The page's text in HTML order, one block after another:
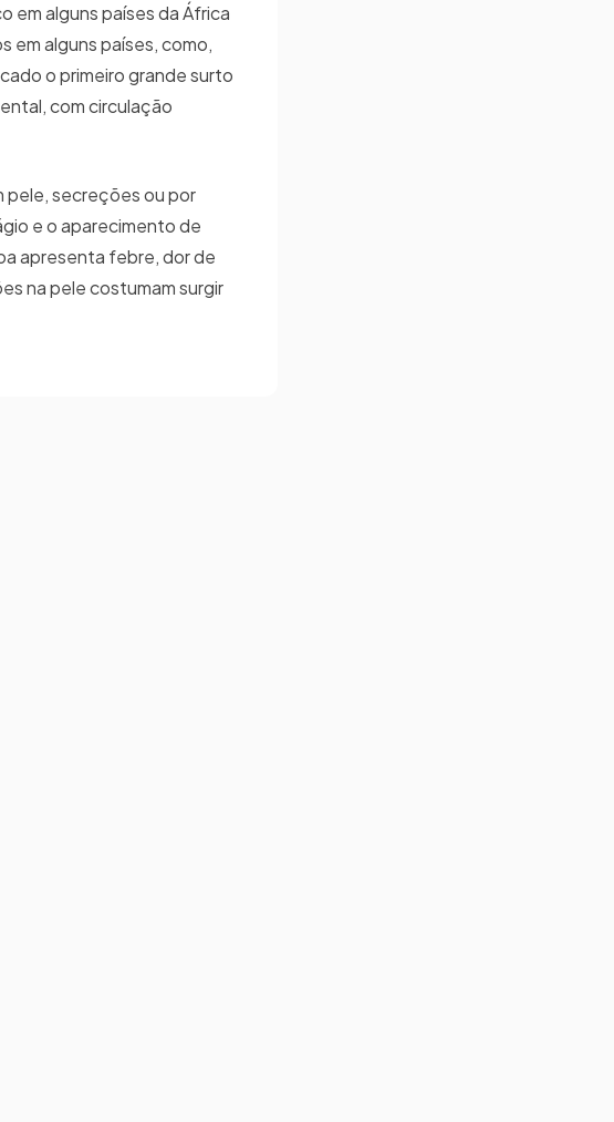
em alguns países da África
em alguns países, como,
o primeiro grande surto
com circulação
pele, secreções ou por
e o aparecimento de
apresenta febre, dor de
na pele costumam surgir